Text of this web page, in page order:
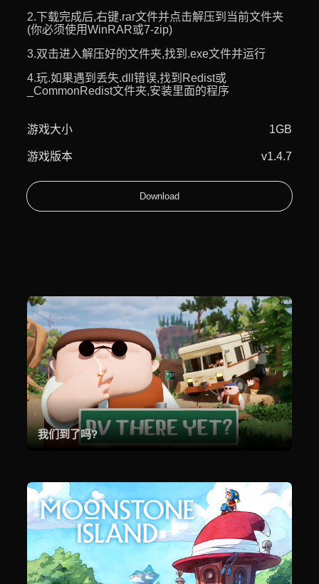
2.下载完成后,右键.rar文件并点击解压到当前文件夹
(你必须使用WinRAR或7-zip)
3.双击进入解压好的文件夹,找到.exe文件并运行
4.玩.如果遇到丢失.dll错误,找到Redist或
_CommonRedist文件夹,安装里面的程序
游戏大小 1GB
游戏版本 v1.4.7
Download
我们到了吗?